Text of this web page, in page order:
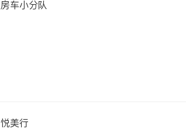
房车小分队
悦美行